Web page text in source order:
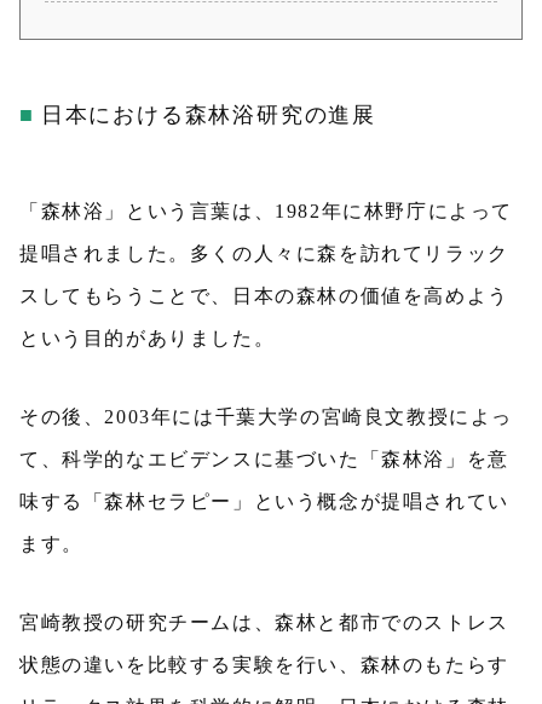
日本における森林浴研究の進展
「森林浴」という言葉は、1982年に林野庁によって
提唱されました。多くの人々に森を訪れてリラック
スしてもらうことで、日本の森林の価値を高めよう
という目的がありました。
その後、2003年には千葉大学の宮崎良文教授によっ
て、科学的なエビデンスに基づいた「森林浴」を意
味する「森林セラピー」という概念が提唱されてい
ます。
宮崎教授の研究チームは、森林と都市でのストレス
状態の違いを比較する実験を行い、森林のもたらす